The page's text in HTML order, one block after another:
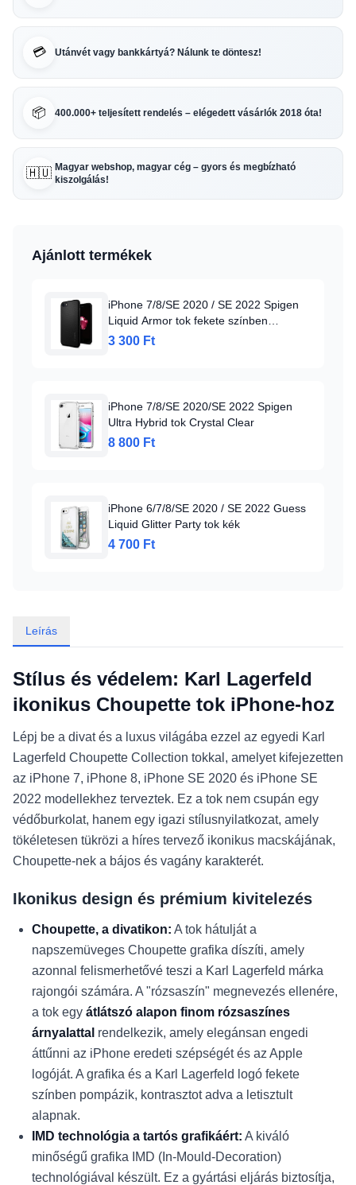
💳 Utánvét vagy bankkártyá? Nálunk te döntesz!
📦 400.000+ teljesített rendelés – elégedett vásárlók 2018 óta!
🇭🇺 Magyar webshop, magyar cég – gyors és megbízható
kiszolgálás!
Ajánlott termékek
iPhone 7/8/SE 2020 / SE 2022 Spigen
Liquid Armor tok fekete színben
(042CS20511)
3 300 Ft
iPhone 7/8/SE 2020/SE 2022 Spigen
Ultra Hybrid tok Crystal Clear
8 800 Ft
iPhone 6/7/8/SE 2020 / SE 2022 Guess
Liquid Glitter Party tok kék
4 700 Ft
Leírás
Stílus és védelem: Karl Lagerfeld
ikonikus Choupette tok iPhone-hoz
Lépj be a divat és a luxus világába ezzel az egyedi Karl
Lagerfeld Choupette Collection tokkal, amelyet kifejezetten
az iPhone 7, iPhone 8, iPhone SE 2020 és iPhone SE
2022 modellekhez terveztek. Ez a tok nem csupán egy
védőburkolat, hanem egy igazi stílusnyilatkozat, amely
tökéletesen tükrözi a híres tervező ikonikus macskájának,
Choupette-nek a bájos és vagány karakterét.
Ikonikus design és prémium kivitelezés
Choupette, a divatikon: A tok hátulját a
napszemüveges Choupette grafika díszíti, amely
azonnal felismerhetővé teszi a Karl Lagerfeld márka
rajongói számára. A "rózsaszín" megnevezés ellenére,
a tok egy átlátszó alapon finom rózsaszínes
árnyalattal rendelkezik, amely elegánsan engedi
áttűnni az iPhone eredeti szépségét és az Apple
logóját. A grafika és a Karl Lagerfeld logó fekete
színben pompázik, kontrasztot adva a letisztult
alapnak.
IMD technológia a tartós grafikáért: A kiváló
minőségű grafika IMD (In-Mould-Decoration)
technológiával készült. Ez a gyártási eljárás biztosítja,